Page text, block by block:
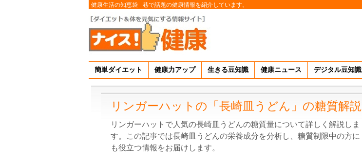
健康生活の知恵袋 巷で話題の健康情報を紹介しています。
簡単ダイエット 健康力アップ 生きる豆知識 健康ニュース デジタル豆知識
リンガーハットの「長崎皿うどん」の糖質解説
リンガーハットで人気の長崎皿うどんの糖質量について詳しく解説しま
す。この記事では長崎皿うどんの栄養成分を分析し、糖質制限中の方に
も役立つ情報をお届けします。